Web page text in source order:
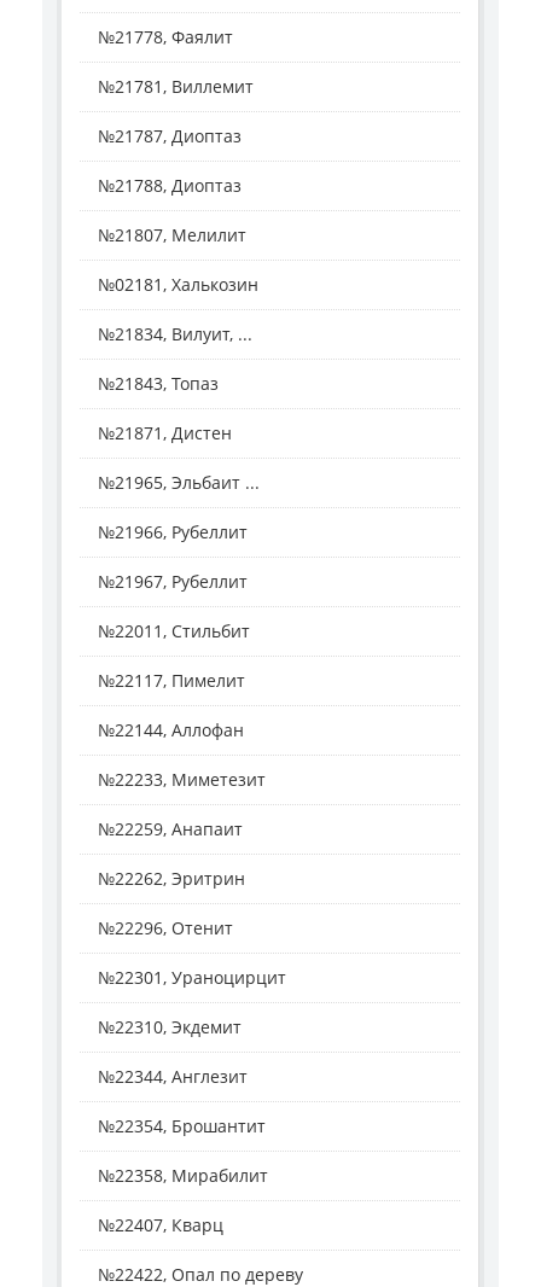
№21778, Фаялит
№21781, Виллемит
№21787, Диоптаз
№21788, Диоптаз
№21807, Мелилит
№02181, Халькозин
№21834, Вилуит, ...
№21843, Топаз
№21871, Дистен
№21965, Эльбаит ...
№21966, Рубеллит
№21967, Рубеллит
№22011, Стильбит
№22117, Пимелит
№22144, Аллофан
№22233, Миметезит
№22259, Анапаит
№22262, Эритрин
№22296, Отенит
№22301, Ураноцирцит
№22310, Экдемит
№22344, Англезит
№22354, Брошантит
№22358, Мирабилит
№22407, Кварц
№22422, Опал по дереву